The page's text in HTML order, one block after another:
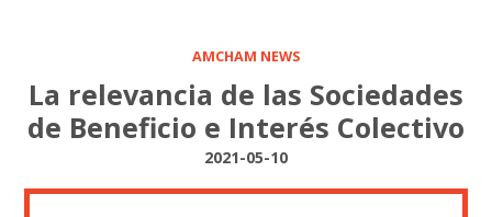
AMCHAM NEWS
La relevancia de las Sociedades
de Beneficio e Interés Colectivo
2021-05-10